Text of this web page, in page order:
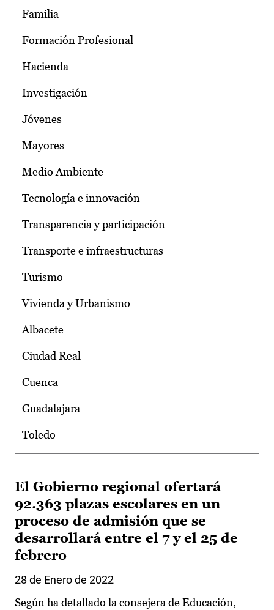
Familia
Formación Profesional
Hacienda
Investigación
Jóvenes
Mayores
Medio Ambiente
Tecnología e innovación
Transparencia y participación
Transporte e infraestructuras
Turismo
Vivienda y Urbanismo
Albacete
Ciudad Real
Cuenca
Guadalajara
Toledo
El Gobierno regional ofertará
92.363 plazas escolares en un
proceso de admisión que se
desarrollará entre el 7 y el 25 de
febrero
28 de Enero de 2022
Según ha detallado la consejera de Educación,